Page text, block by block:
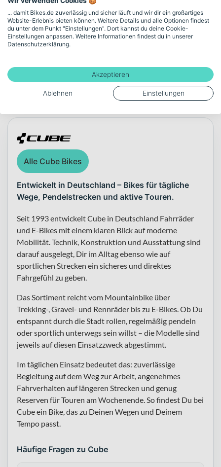
17.6
Über die Marke Cube
Alle Cube Bikes
Entwickelt in Deutschland – Bikes für tägliche
Wege, Pendelstrecken und aktive Touren.
Seit 1993 entwickelt Cube in Deutschland Fahrräder
und E-Bikes mit einem klaren Blick auf moderne
Mobilität. Technik, Konstruktion und Ausstattung sind
darauf ausgelegt, Dir im Alltag ebenso wie auf
sportlichen Strecken ein sicheres und direktes
Fahrgefühl zu geben.
Das Sortiment reicht vom Mountainbike über
Trekking-, Gravel- und Rennräder bis zu E-Bikes. Ob Du
entspannt durch die Stadt rollen, regelmäßig pendeln
oder sportlich unterwegs sein willst – die Modelle sind
jeweils auf diesen Einsatzzweck abgestimmt.
Im täglichen Einsatz bedeutet das: zuverlässige
Begleitung auf dem Weg zur Arbeit, angenehmes
Fahrverhalten auf längeren Strecken und genug
Reserven für Touren am Wochenende. So findest Du bei
Cube ein Bike, das zu Deinen Wegen und Deinem
Tempo passt.
Häufige Fragen zu Cube
... damit Bikes.de zuverlässig und sicher läuft und wir dir ein großartiges
Website-Erlebnis bieten können. Weitere Details und alle Optionen findest
du unter dem Punkt "Einstellungen". Dort kannst du deine Cookie-
Einstellungen anpassen. Weitere Informationen findest du in unserer
Datenschutzerklärung.
Akzeptieren
Ablehnen Einstellungen